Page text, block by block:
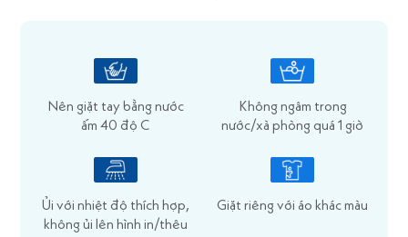
Nên giặt tay bằng nước
ấm 40 độ C
Không ngâm trong
nước/xà phòng quá 1 giờ
Ủi với nhiệt độ thích hợp,
không ủi lên hình in/thêu
Giặt riêng với áo khác màu